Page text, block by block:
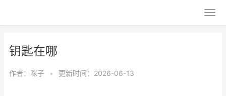
钥匙在哪
作者： 咪子 • 更新时间：2026-06-13